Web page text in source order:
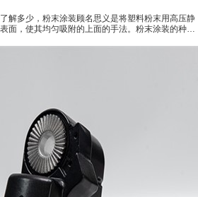
解多少，粉末涂装顾名思义是将塑料粉末用高压静
面，使其均匀吸附的上面的手法。粉末涂装的种类
！ （1)纯静电雾化方式 它是以旋转杯静